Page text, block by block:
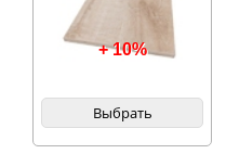
+ 10%
Выбрать